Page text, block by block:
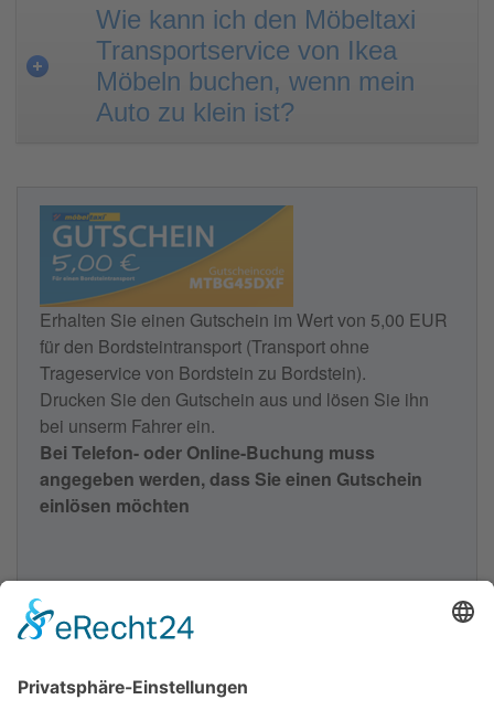
Wie kann ich den Möbeltaxi
Transportservice von Ikea
Möbeln buchen, wenn mein
Auto zu klein ist?
Erhalten Sie einen Gutschein im Wert von 5,00 EUR
für den Bordsteintransport (Transport ohne
Trageservice von Bordstein zu Bordstein).
Drucken Sie den Gutschein aus und lösen Sie ihn
bei unserm Fahrer ein.
Bei Telefon- oder Online-Buchung muss
angegeben werden, dass Sie einen Gutschein
einlösen möchten